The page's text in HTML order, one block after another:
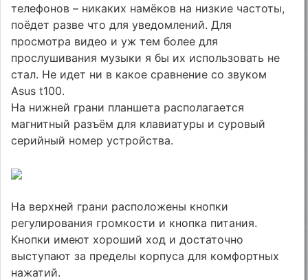
телефонов – никаких намёков на низкие частоты,
поёдет разве что для уведомлений. Для
просмотра видео и уж тем более для
прослушивания музыки я бы их использовать не
стал. Не идет ни в какое сравнение со звуком
Asus t100.
На нижней грани планшета располагается
магнитный разъём для клавиатуры и суровый
серийный номер устройства.
На верхней грани расположены кнопки
регулирования громкости и кнопка питания.
Кнопки имеют хороший ход и достаточно
выступают за пределы корпуса для комфортных
нажатий.